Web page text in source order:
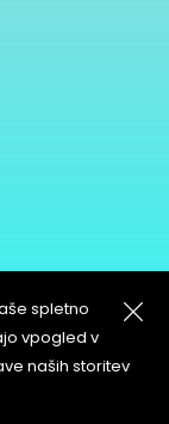
spletno
vpogled v
naših storitev